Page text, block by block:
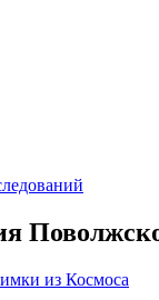
из Космоса